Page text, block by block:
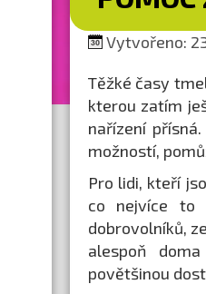
Vytvořeno:
Těžké časy
kterou zatím
nařízení
možností,
Pro lidi, kteří
co nejvíce to
dobrovolníků,
alespoň
povětšinou